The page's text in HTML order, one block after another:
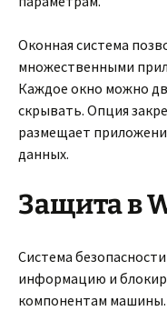
Оконная система
множественными
Каждое окно можно
скрывать. Опция
размещает
данных.
Защита в
Система
информацию и
компонентам машины.